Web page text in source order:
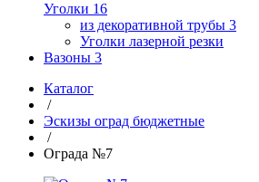
Уголки 16
из декоративной трубы 3
Уголки лазерной резки
Вазоны 3
Каталог
/
Эскизы оград бюджетные
/
Ограда №7